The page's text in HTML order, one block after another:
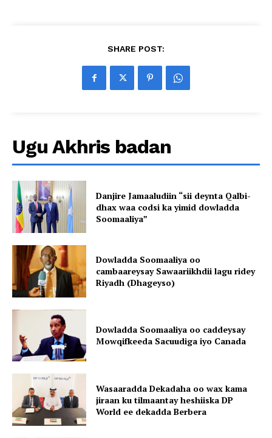
SHARE POST:
Ugu Akhris badan
Danjire Jamaaludiin “sii deynta Qalbi-
dhax waa codsi ka yimid dowladda
Soomaaliya”
Dowladda Soomaaliya oo
cambaareysay Sawaariikhdii lagu ridey
Riyadh (Dhageyso)
Dowladda Soomaaliya oo caddeysay
Mowqifkeeda Sacuudiga iyo Canada
Wasaaradda Dekadaha oo wax kama
jiraan ku tilmaantay heshiiska DP
World ee dekadda Berbera